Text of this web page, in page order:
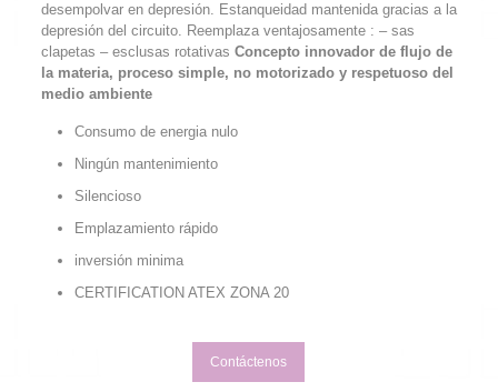
desempolvar en depresión. Estanqueidad mantenida gracias a la
depresión del circuito. Reemplaza ventajosamente : – sas
clapetas – esclusas rotativas Concepto innovador de flujo de
la materia, proceso simple, no motorizado y respetuoso del
medio ambiente
Consumo de energia nulo
Ningún mantenimiento
Silencioso
Emplazamiento rápido
inversión minima
CERTIFICATION ATEX ZONA 20
Contáctenos